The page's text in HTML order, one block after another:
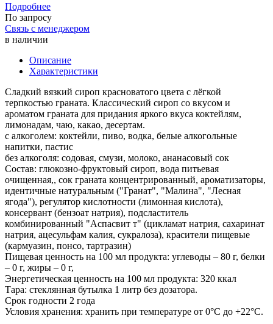
Подробнее
По запросу
Связь с менеджером
в наличии
Описание
Характеристики
Сладкий вязкий сироп красноватого цвета с лёгкой
терпкостью граната. Классический сироп со вкусом и
ароматом граната для придания яркого вкуса коктейлям,
лимонадам, чаю, какао, десертам.
с алкоголем: коктейли, пиво, водка, белые алкогольные
напитки, пастис
без алкоголя: содовая, смузи, молоко, ананасовый сок
Состав: глюкозно-фруктовый сироп, вода питьевая
очищенная,, сок граната концентрированный, ароматизаторы,
идентичные натуральным ("Гранат", "Малина", "Лесная
ягода"), регулятор кислотности (лимонная кислота),
консервант (бензоат натрия), подсластитель
комбинированный "Аспасвит т" (цикламат натрия, сахаринат
натрия, ацесульфам калия, сукралоза), красители пищевые
(кармуазин, понсо, тартразин)
Пищевая ценность на 100 мл продукта: углеводы – 80 г, белки
– 0 г, жиры – 0 г,
Энергетическая ценность на 100 мл продукта: 320 ккал
Тара: стеклянная бутылка 1 литр без дозатора.
Срок годности 2 года
Условия хранения: хранить при температуре от 0°С до +22°С.